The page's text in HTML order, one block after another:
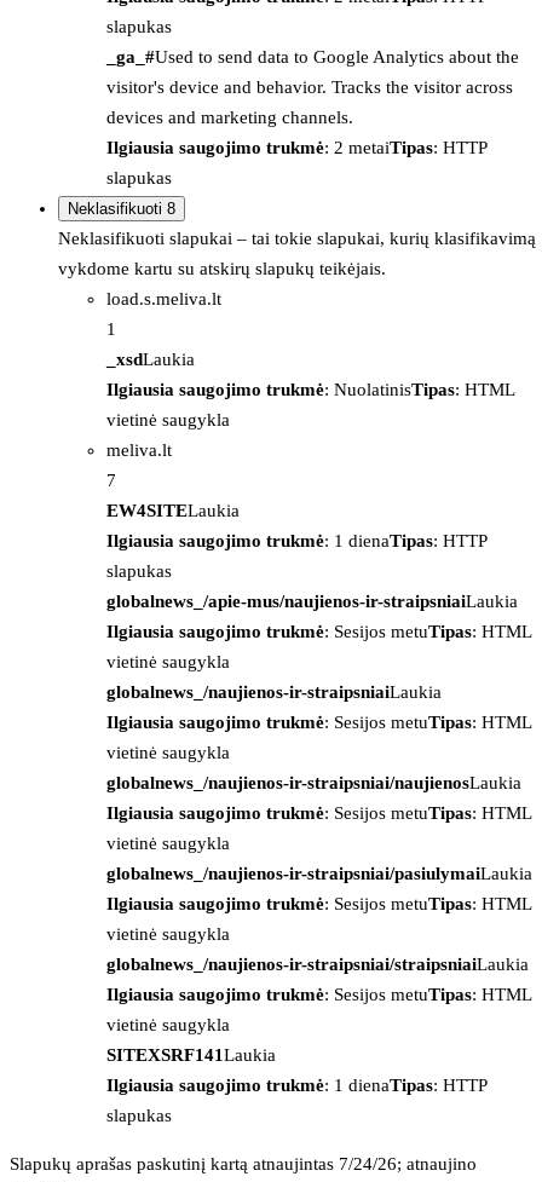
slapukas
_ga_#Used to send data to Google Analytics about the
visitor's device and behavior. Tracks the visitor across
devices and marketing channels.
Ilgiausia saugojimo trukmė: 2 metaiTipas: HTTP
slapukas
Neklasifikuoti 8
Neklasifikuoti slapukai – tai tokie slapukai, kurių klasifikavimą
vykdome kartu su atskirų slapukų teikėjais.
load.s.meliva.lt
1
_xsdLaukia
Ilgiausia saugojimo trukmė: NuolatinisTipas: HTML
vietinė saugykla
meliva.lt
7
EW4SITELaukia
Ilgiausia saugojimo trukmė: 1 dienaTipas: HTTP
slapukas
globalnews_/apie-mus/naujienos-ir-straipsniaiLaukia
Ilgiausia saugojimo trukmė: Sesijos metuTipas: HTML
vietinė saugykla
globalnews_/naujienos-ir-straipsniaiLaukia
Ilgiausia saugojimo trukmė: Sesijos metuTipas: HTML
vietinė saugykla
globalnews_/naujienos-ir-straipsniai/naujienosLaukia
Ilgiausia saugojimo trukmė: Sesijos metuTipas: HTML
vietinė saugykla
globalnews_/naujienos-ir-straipsniai/pasiulymaiLaukia
Ilgiausia saugojimo trukmė: Sesijos metuTipas: HTML
vietinė saugykla
globalnews_/naujienos-ir-straipsniai/straipsniaiLaukia
Ilgiausia saugojimo trukmė: Sesijos metuTipas: HTML
vietinė saugykla
SITEXSRF141Laukia
Ilgiausia saugojimo trukmė: 1 dienaTipas: HTTP
slapukas
Slapukų aprašas paskutinį kartą atnaujintas 7/24/26; atnaujino